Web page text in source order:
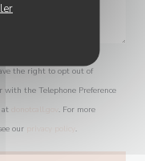
the right to opt out of
the Telephone Preference
at
. For more
our
.